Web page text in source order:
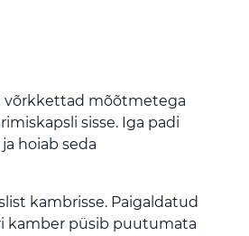
võrkkettad mõõtmetega
sisse. Iga padi
hoiab seda
kambrisse. Paigaldatud
kamber püsib puutumata